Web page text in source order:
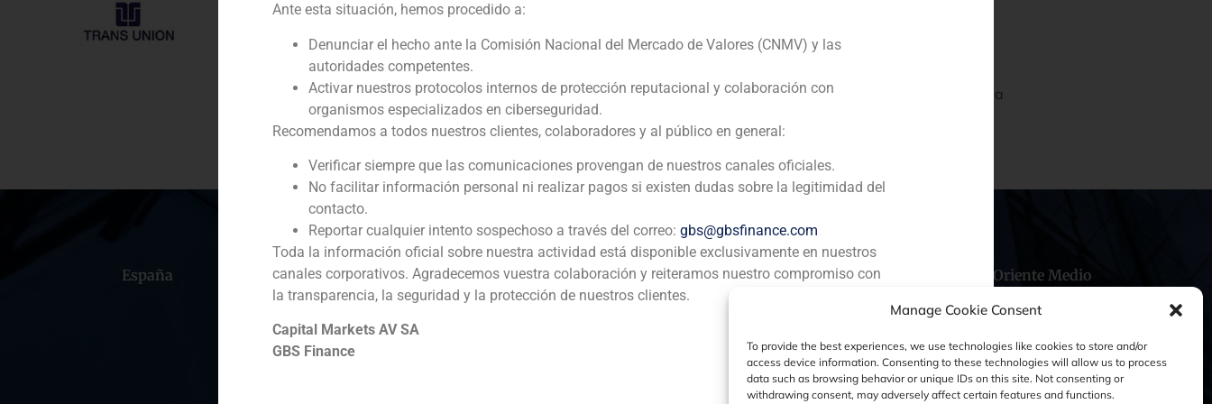
Manage Cookie Consent
To provide the best experiences, we use technologies like cookies to store and/or
access device information. Consenting to these technologies will allow us to process
data such as browsing behavior or unique IDs on this site. Not consenting or
withdrawing consent, may adversely affect certain features and functions.
TransUnion
Servicio / Sector
Corporate Finance, Transporte y logística
Descripción
GBS Finance actuó como asesor financiero de ICA (Independent Container Agency) en la
venta de la empresa TransUnion.
España Portugal Colombia México Ecuador Perú Chile Oriente Medio
Aviso Legal
Ante esta situación, hemos procedido a:
Denunciar el hecho ante la Comisión Nacional del Mercado de Valores (CNMV) y las
autoridades competentes.
Activar nuestros protocolos internos de protección reputacional y colaboración con
organismos especializados en ciberseguridad.
Recomendamos a todos nuestros clientes, colaboradores y al público en general:
Verificar siempre que las comunicaciones provengan de nuestros canales oficiales.
No facilitar información personal ni realizar pagos si existen dudas sobre la legitimidad del
contacto.
Reportar cualquier intento sospechoso a través del correo: gbs@gbsfinance.com
Toda la información oficial sobre nuestra actividad está disponible exclusivamente en nuestros
canales corporativos. Agradecemos vuestra colaboración y reiteramos nuestro compromiso con
la transparencia, la seguridad y la protección de nuestros clientes.
Capital Markets AV SA
GBS Finance